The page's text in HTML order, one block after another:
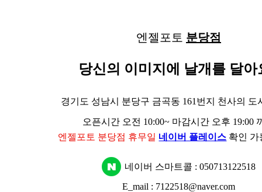
엔젤포토 분당점
당신의 이미지에 날개를 달아
경기도 성남시 분당구 금곡동 161번지 천사의 도
오픈시간 오전 10:00~ 마감시간 오후 19:00
엔젤포토 분당점 휴무일 네이버 플레이스 확인 가
네이버 스마트콜 :050713122518
E_mail : 7122518@naver.com